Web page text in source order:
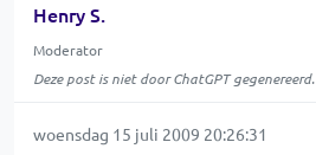
Henry S.
Moderator
Deze post is niet door ChatGPT gegenereerd.
woensdag 15 juli 2009 20:26:31